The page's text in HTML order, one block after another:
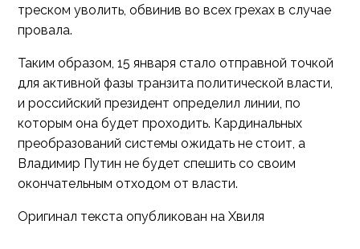
треском уволить, обвинив во всех грехах в случае
провала.
Таким образом, 15 января стало отправной точкой
для активной фазы транзита политической власти,
и российский президент определил линии, по
которым она будет проходить. Кардинальных
преобразований системы ожидать не стоит, а
Владимир Путин не будет спешить со своим
окончательным отходом от власти.
Оригинал текста опубликован на Хвиля